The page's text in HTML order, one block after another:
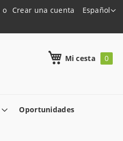
Lenguaje
Español
Crear una cuenta
Mi cesta
Oportunidades